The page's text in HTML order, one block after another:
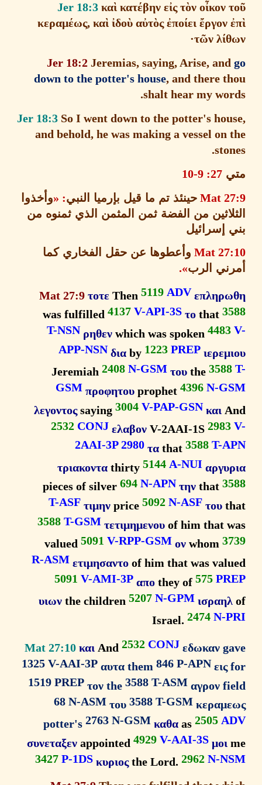
Jer 18:3καὶκατέβην εἰς τὸν οἶκον
κεραμέως, καὶ ἰδοὺαὐτὸς ἐποίειἔργον
τῶν λ
Jer 18:2Jeremias, saying, Arise,
down to the potter's house, and there
shalt hear my
Jer 18:3So I went down to the potter's
and behold, he was making a vessel on
27: 9-10
Mat حينئذ تم ما قيل بإرميا النبي: «وأخذوا
من الفضة ثمن المثمن الذي ثمنوه من
إسرائيل
Mat وأعطوها عن حقل الفخاريكما
الرب ».
Mat 27:9 τοτεThen5119ADV
was fulfilled4137V-API-3Sτοthat
T-NSNρηθεν which was spoken
APP-NSNδιαby1223 PREP
Jeremiah2408N-GSMτουthe
GSMπροφητουprophet4396N-
λεγοντοςsaying3004V-PAP-GSNκαι
2532 CONJελαβονV-2AAI-1S
2AAI-3P 2980ταthat3588T-
τριακοντα thirty5144A-NUI
pieces of silver694N-APNτηνthat
T-ASF τιμηνprice5092N-ASFτου
3588T-GSMτετιμημενουof him that
valued5091V-RPP-GSMον whom
R-ASMετιμησαντοof him that was
5091V-AMI-3Pαποthey of575
υιωνthe children5207N-GPM
Israel.2474
Mat 27:10 καιAnd2532 CONJ εδωκαν
1325 V-AAI-3Pαυτα them846 P-APN
1519 PREPτον the3588 T-ASMαγρον
68 N-ASMτου3588 T-GSM
potter's2763 N-GSM καθαas2505
συνεταξενappointed4929V-AAI-3Sμοι
3427 P-1DSκυριοςthe Lord.2962N-